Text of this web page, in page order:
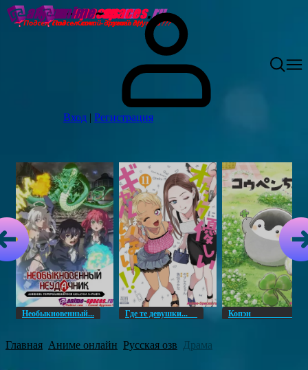
Вход | Регистрация
Необыкновенный... Где те девушки... Копэн
Главная Аниме онлайн Русская озв Драма